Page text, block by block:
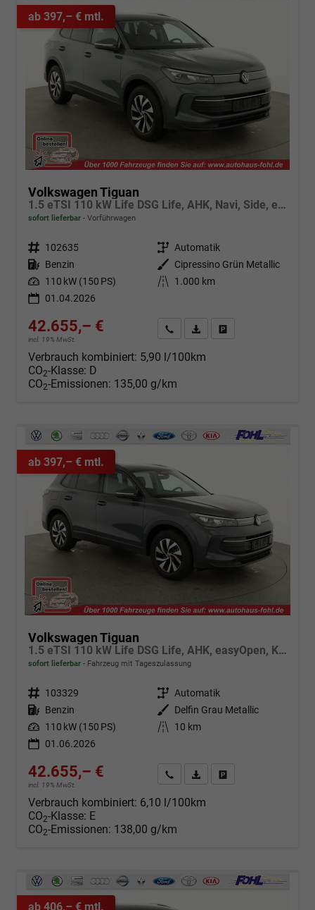
ab 397,– € mtl.
Volkswagen Tiguan
1.5 eTSI 110 kW Life DSG Life, AHK, Navi, Side, el. Klappe, LED-Plus, 5-J Garantie
sofort lieferbar Vorführwagen
Fahrzeugnr. 102635 Getriebe Automatik
Kraftstoff Benzin Außenfarbe
Cipressino Grün Metallic
Leistung 110 kW (150 PS) Kilometerstand
1.000 km
01.04.2026
42.655,– €
incl. 19% MwSt.
Angebot anfordern
Fahrzeugexpose (PDF)
Verbrauch kombiniert: 5,90 l/100km
CO2-Klasse: D
CO2-Emissionen: 135,00 g/km
ab 397,– € mtl.
Volkswagen Tiguan
1.5 eTSI 110 kW Life DSG Life, AHK, easyOpen, Kamera, 5-J Garantie
sofort lieferbar Fahrzeug mit Tageszulassung
Fahrzeugnr. 103329 Getriebe Automatik
Kraftstoff Benzin Außenfarbe
Delfin Grau Metallic
Leistung 110 kW (150 PS) Kilometerstand
10 km
01.06.2026
42.655,– €
incl. 19% MwSt.
Angebot anfordern
Fahrzeugexpose (PDF)
Verbrauch kombiniert: 6,10 l/100km
CO2-Klasse: E
CO2-Emissionen: 138,00 g/km
ab 406,– € mtl.